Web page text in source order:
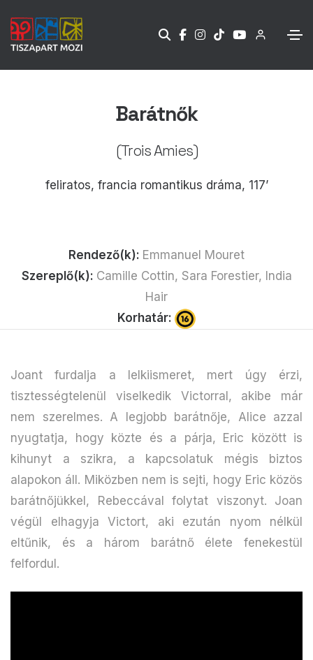
Barátnők
(Trois Amies)
feliratos, francia romantikus dráma, 117’
Rendező(k): Emmanuel Mouret
Szereplő(k): Camille Cottin, Sara Forestier, India
Hair
Korhatár:
Joant furdalja a lelkiismeret, mert úgy érzi,
tisztességtelenül viselkedik Victorral, akibe már
nem szerelmes. A legjobb barátnője, Alice azzal
nyugtatja, hogy közte és a párja, Eric között is
kihunyt a szikra, a kapcsolatuk mégis biztos
alapokon áll. Miközben nem is sejti, hogy Eric közös
barátnőjükkel, Rebeccával folytat viszonyt. Joan
végül elhagyja Victort, aki ezután nyom nélkül
eltűnik, és a három barátnő élete fenekestül
felfordul.